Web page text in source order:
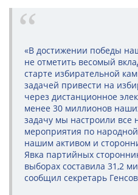
«В достижении победы
не отметить весомый
старте избирательной
задачей привести на
через дистанционное
менее 30 миллионов
задачу мы настроили
мероприятия по
нашим активом и
Явка партийных
выборах составила 31,2
сообщил секретарь